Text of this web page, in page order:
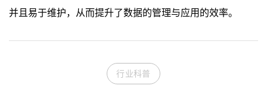
并且易于维护，从而提升了数据的管理与应用的效率。
行业科普